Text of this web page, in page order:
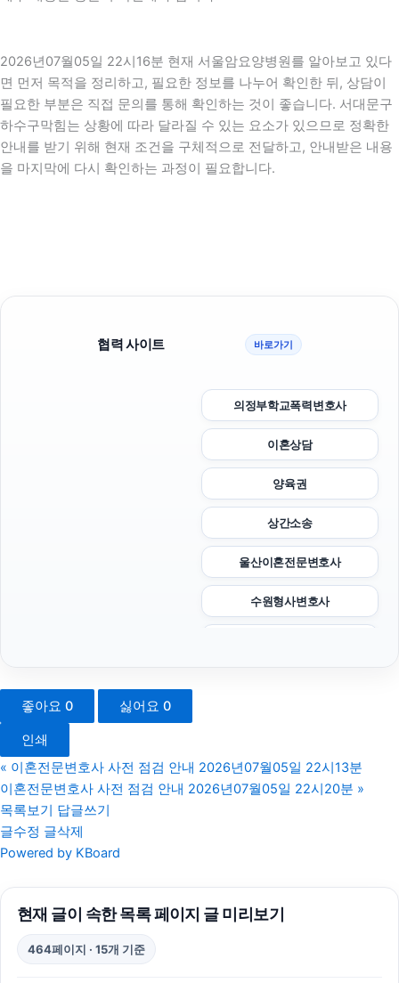
2026년07월05일 22시16분 현재 서울암요양병원를 알아보고 있다
면 먼저 목적을 정리하고, 필요한 정보를 나누어 확인한 뒤, 상담이
필요한 부분은 직접 문의를 통해 확인하는 것이 좋습니다. 서대문구
하수구막힘는 상황에 따라 달라질 수 있는 요소가 있으므로 정확한
안내를 받기 위해 현재 조건을 구체적으로 전달하고, 안내받은 내용
을 마지막에 다시 확인하는 과정이 필요합니다.
협력 사이트 바로가기
의정부학교폭력변호사
이혼상담
양육권
상간소송
울산이혼전문변호사
수원형사변호사
부천이혼전문변호사
상간소송
트립닷컴 할인코드
좋아요 0 싫어요 0
인쇄
« 이혼전문변호사 사전 점검 안내 2026년07월05일 22시13분
이혼전문변호사 사전 점검 안내 2026년07월05일 22시20분 »
목록보기
답글쓰기
글수정 글삭제
Powered by KBoard
현재 글이 속한 목록 페이지 글 미리보기
464페이지 · 15개 기준